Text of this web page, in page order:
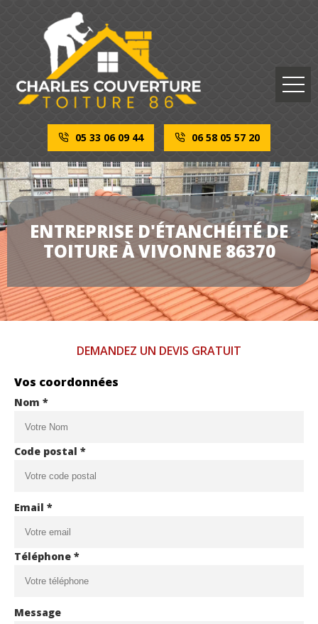
05 33 06 09 44 06 58 05 57 20
ENTREPRISE D'ÉTANCHÉITÉ DE
TOITURE À VIVONNE 86370
DEMANDEZ UN DEVIS GRATUIT
Vos coordonnées
Nom *
Code postal *
Email *
Téléphone *
Message